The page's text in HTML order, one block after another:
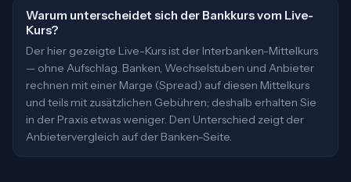
Warum unterscheidet sich der Bankkurs vom Live-
Kurs?
Der hier gezeigte Live-Kurs ist der Interbanken-Mittelkurs
— ohne Aufschlag. Banken, Wechselstuben und Anbieter
rechnen mit einer Marge (Spread) auf diesen Mittelkurs
und teils mit zusätzlichen Gebühren; deshalb erhalten Sie
in der Praxis etwas weniger. Den Unterschied zeigt der
Anbietervergleich auf der Banken-Seite.